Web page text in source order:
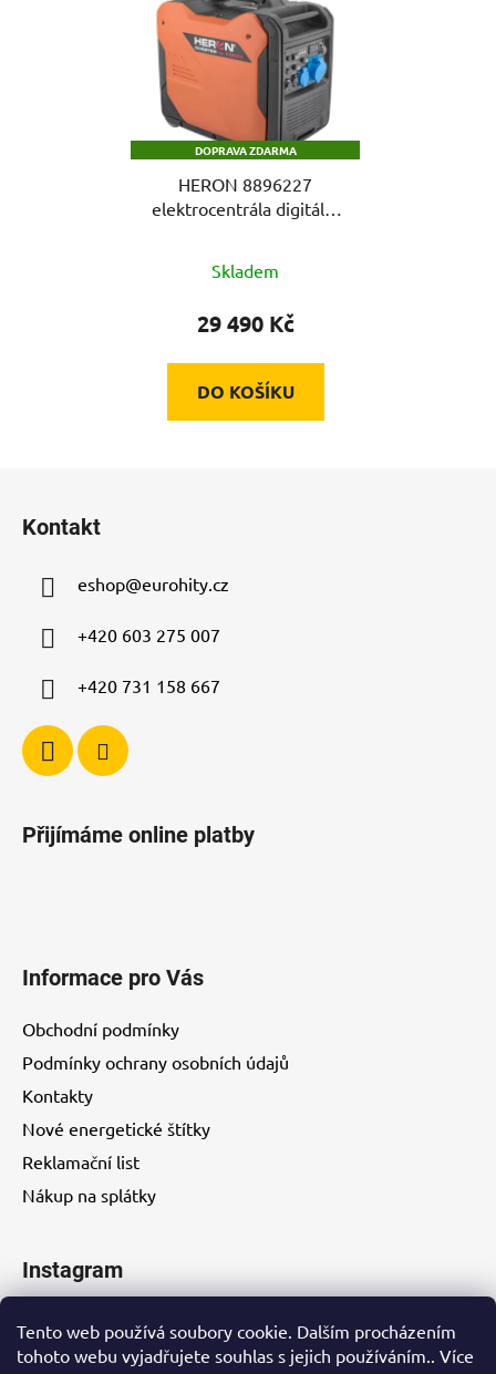
Tento web používá soubory cookie. Dalším procházením
tohoto webu vyjadřujete souhlas s jejich používáním.. Více
DOPRAVA ZDARMA
HERON 8896227
elektrocentrála digitální
podvozek
Skladem
29 490 Kč
DO KOŠÍKU
Kontakt
eshop@eurohity.cz
+420 603 275 007
+420 731 158 667
Přijímáme online platby
Informace pro Vás
Obchodní podmínky
Podmínky ochrany osobních údajů
Kontakty
Nové energetické štítky
Reklamační list
Nákup na splátky
Instagram